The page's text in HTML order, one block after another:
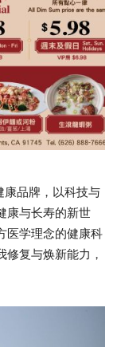
品牌，以科技与
康与长寿的新世
医学理念的健康科
复与焕新能力，